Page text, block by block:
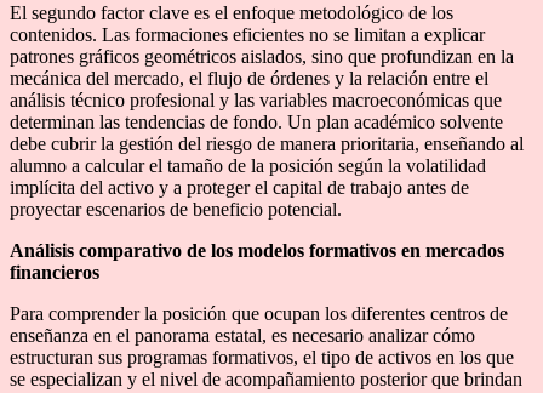
El segundo factor clave es el enfoque metodológico de los
contenidos. Las formaciones eficientes no se limitan a explicar
patrones gráficos geométricos aislados, sino que profundizan en la
mecánica del mercado, el flujo de órdenes y la relación entre el
análisis técnico profesional y las variables macroeconómicas que
determinan las tendencias de fondo. Un plan académico solvente
debe cubrir la gestión del riesgo de manera prioritaria, enseñando al
alumno a calcular el tamaño de la posición según la volatilidad
implícita del activo y a proteger el capital de trabajo antes de
proyectar escenarios de beneficio potencial.
Análisis comparativo de los modelos formativos en mercados
financieros
Para comprender la posición que ocupan los diferentes centros de
enseñanza en el panorama estatal, es necesario analizar cómo
estructuran sus programas formativos, el tipo de activos en los que
se especializan y el nivel de acompañamiento posterior que brindan